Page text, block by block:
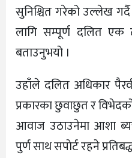
सुनिश्चित गरेको उल्लेख
लागि सम्पूर्ण दलित एक
बताउनुभयो ।
उहाँले दलित अधिकार
प्रकारका छुवाछुत र
आवाज उठाउनेमा आशा
पुर्ण साथ सपाेर्ट रहने